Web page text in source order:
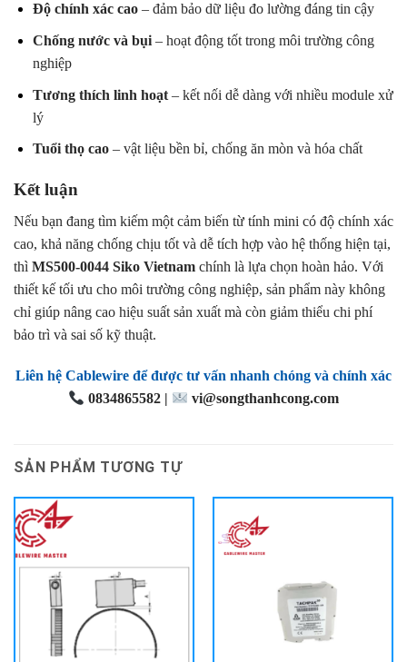
Độ chính xác cao– đảm bảo dữ liệu đo lường đáng tin cậy
Chống nước và bụi– hoạt động tốt trong môi trường công
nghiệp
Tương thích linh hoạt– kết nối dễ dàng với nhiều module xử
lý
Tuổi thọ cao– vật liệu bền bỉ, chống ăn mòn và hóa chất
Kết luận
Nếu bạn đang tìm kiếm một cảm biến từ tính mini có độ chính xác
cao, khả năng chống chịu tốt và dễ tích hợp vào hệ thống hiện tại,
thì MS500-0044 Siko Vietnam chính là lựa chọn hoàn hảo. Với
thiết kế tối ưu cho môi trường công nghiệp, sản phẩm này không
chỉ giúp nâng cao hiệu suất sản xuất mà còn giảm thiểu chi phí
bảo trì và sai số kỹ thuật.
Liên hệ Cablewire để được tư vấn nhanh chóng và chính xác
0834865582 |
vi@songthanhcong.com
SẢN PHẨM TƯƠNG TỰ